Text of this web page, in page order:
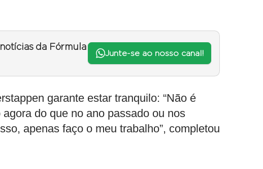
da Fórmula
Junte-se ao nosso canal!
garante estar tranquilo: “Não é
do que no ano passado ou nos
apenas faço o meu trabalho”, completou